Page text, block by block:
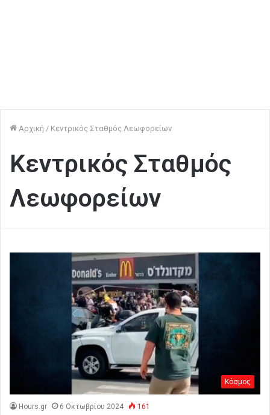
Αρχική / Κεντρικός Σταθμός Λεωφορείων
Κεντρικός Σταθμός
Λεωφορείων
Κόσμος
Hours.gr 6 Οκτωβρίου 2024 161